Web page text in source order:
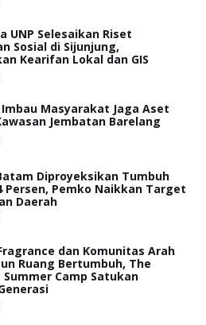
UNP Selesaikan Riset
Sosial di Sijunjung,
Kearifan Lokal dan GIS
Imbau Masyarakat Jaga Aset
Jembatan Barelang
Diproyeksikan Tumbuh
Persen, Pemko Naikkan Target
Daerah
dan Komunitas Arah
Ruang Bertumbuh, The
Camp Satukan